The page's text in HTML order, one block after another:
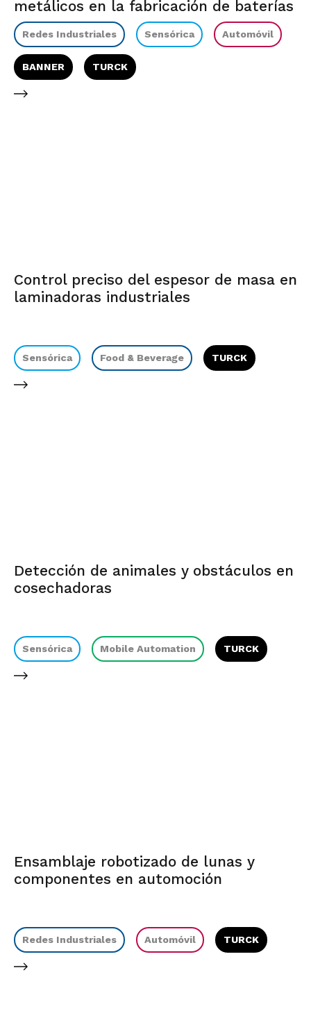
metálicos en la fabricación de baterías
Redes Industriales Sensórica Automóvil
BANNER TURCK
Control preciso del espesor de masa en
laminadoras industriales
Sensórica Food & Beverage TURCK
Detección de animales y obstáculos en
cosechadoras
Sensórica Mobile Automation TURCK
Ensamblaje robotizado de lunas y
componentes en automoción
Redes Industriales Automóvil TURCK